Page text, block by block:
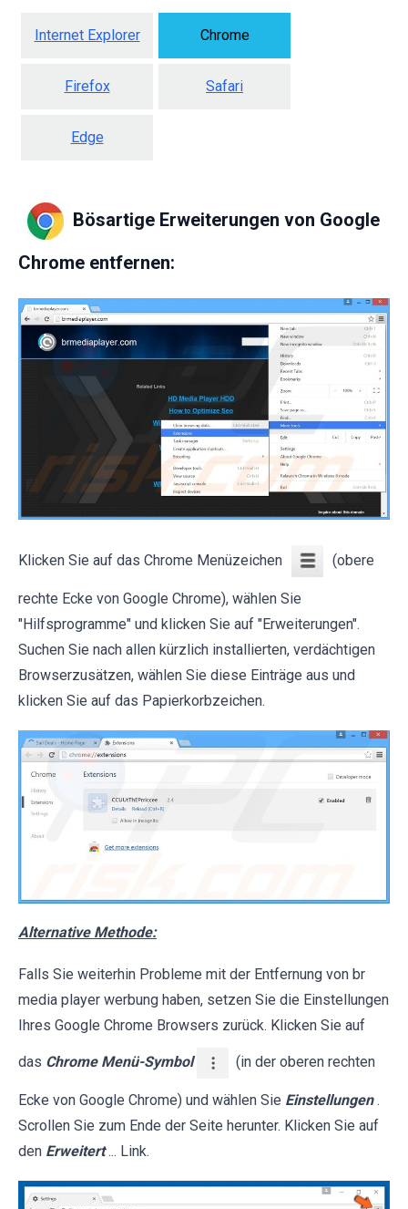
Internet Explorer Chrome
Firefox Safari
Edge
Bösartige Erweiterungen von Google
Chrome entfernen:
Klicken Sie auf das Chrome Menüzeichen (obere
rechte Ecke von Google Chrome), wählen Sie
"Hilfsprogramme" und klicken Sie auf "Erweiterungen".
Suchen Sie nach allen kürzlich installierten, verdächtigen
Browserzusätzen, wählen Sie diese Einträge aus und
klicken Sie auf das Papierkorbzeichen.
Alternative Methode:
Falls Sie weiterhin Probleme mit der Entfernung von br
media player werbung haben, setzen Sie die Einstellungen
Ihres Google Chrome Browsers zurück. Klicken Sie auf
das Chrome Menü-Symbol (in der oberen rechten
Ecke von Google Chrome) und wählen Sie Einstellungen .
Scrollen Sie zum Ende der Seite herunter. Klicken Sie auf
den Erweitert ... Link.